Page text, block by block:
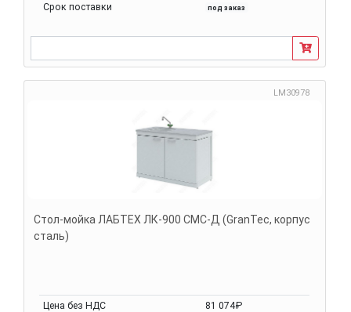
Срок поставки
под заказ
LM30978
Стол-мойка ЛАБТЕХ ЛК-900 СМС-Д (GranTec, корпус
сталь)
Цена без НДС
81 074₽